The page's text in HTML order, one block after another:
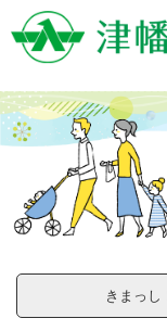
ー
先
頭
で
きまっし